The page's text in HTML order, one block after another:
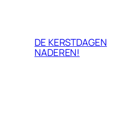
DE KERSTDAGEN
NADEREN!